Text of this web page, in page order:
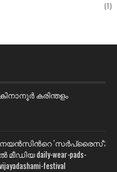
(1)
കരിന്തളം
നയന്‍സിന്‍റെ 'സര്‍പ്രൈസ്';
daily-wear-pads-
festival